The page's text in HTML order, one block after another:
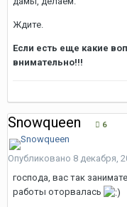
Ждите.
Если есть еще какие
внимательно!!!
Snowqueen 6
Опубликовано 8 декабря,
господа, вас так
работы оторвалась